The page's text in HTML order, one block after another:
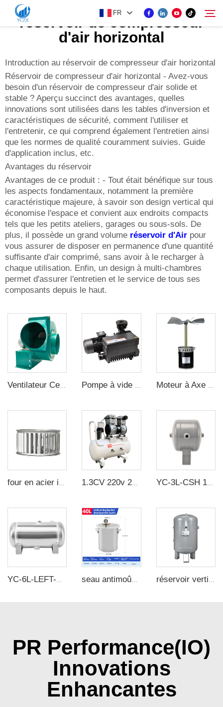
FR
PRODUIT
À PROPOS DE NOUS
ACTUALITÉS
CONTACTEZ-NOUS
Rechercher
réservoir de compresseur
d'air horizontal
Introduction au réservoir de compresseur d'air horizontal
Réservoir de compresseur d'air horizontal - Avez-vous
besoin d'un réservoir de compresseur d'air solide et
stable ? Aperçu succinct des avantages, quelles
innovations sont utilisées dans les tables d'inversion et
caractéristiques de sécurité, comment l'utiliser et
l'entretenir, ce qui comprend également l'entretien ainsi
que les normes de qualité couramment suivies. Guide
d'application inclus, etc.
Avantages du réservoir
Avantages de ce produit : - Tout était bénéfique sur tous
les aspects fondamentaux, notamment la première
caractéristique majeure, à savoir son design vertical qui
économise l'espace et convient aux endroits compacts
tels que les petits ateliers, garages ou sous-sols. De
plus, il possède un grand volume réservoir d'Air pour
vous assurer de disposer en permanence d'une quantité
suffisante d'air comprimé, sans avoir à le recharger à
chaque utilisation. Enfin, un design à multi-chambres
permet d'assurer l'entretien et le service de tous ses
composants depuis le haut.
Ventilateur Centrifuge Pompe à vide rotative industrielle électrique silencieuse 63 m³/h 380 V pour machine CNC, traite, dentaire Moteur à Axe Long à Haute Température, Moteur Expérimental en Aluminium pour Four de Réfraction 20W/1400r/min
YC-3L-CSH 12bar Acier au carbone réservoir à air horizontal sans soudure réservoir à air
YC-6L-LEFT-AH 8Bar Réservoir d'air en aluminium horizontal Réservoir récepteur de vide pour suspension de camion et équipement de beauté seau antimoûsse en acier inoxydable de 40 L, sans huile, sous vide, avec couvercle transparent réservoir vertical d'air comprimé en acier au carbone de 80 L (21 gallons), épaisseur de 3,5 mm et pression de 1,25 MPa, pour compresseur d'air
PR Performance(IO)
Innovations
Enhancantes